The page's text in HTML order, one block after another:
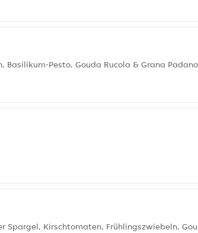
Basilikum-Pesto, Gouda Rucola & Grana Padano
Spargel, Kirschtomaten, Frühlingszwiebeln,